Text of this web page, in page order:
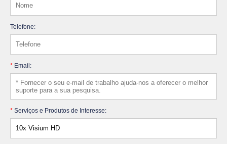
Telefone:
* Email:
* Serviços e Produtos de Interesse: